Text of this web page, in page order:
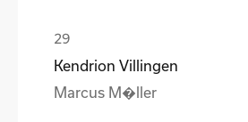
Kendrion Villingen
Marcus M�ller